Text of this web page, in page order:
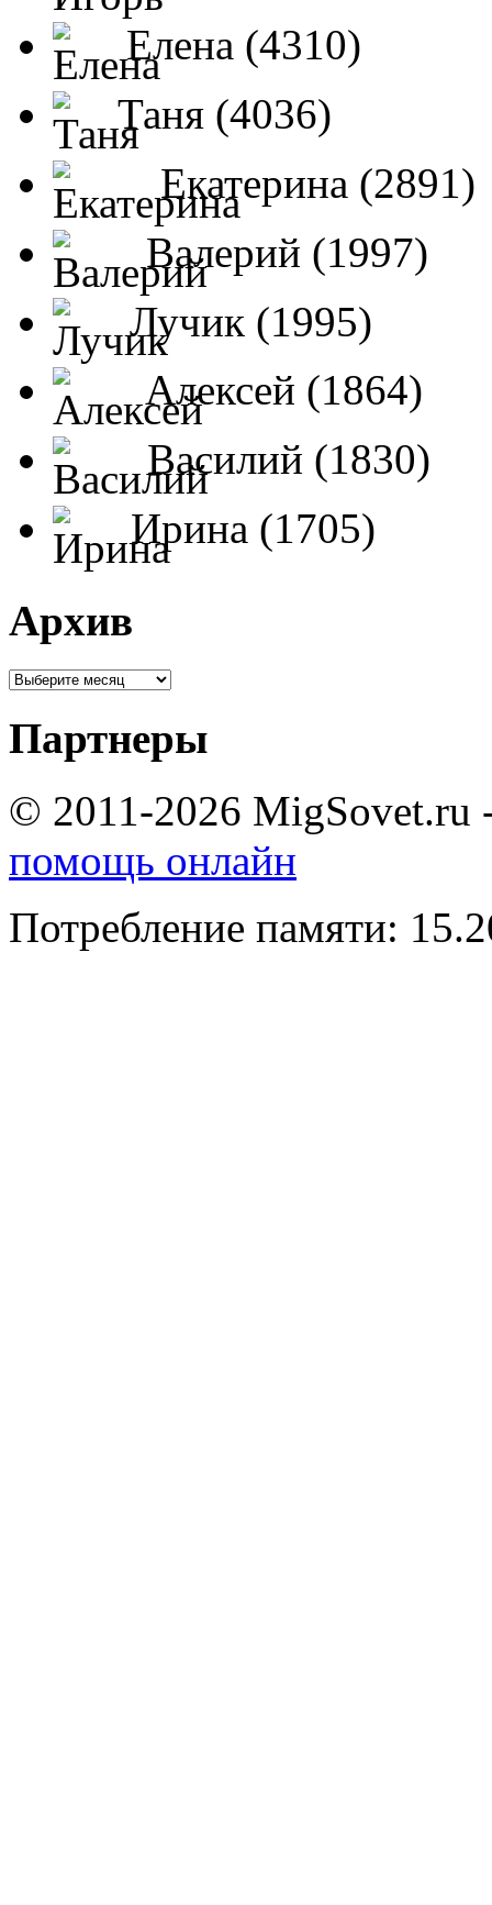
Елена (4310)
Таня (4036)
Екатерина (2891)
Валерий (1997)
Лучик (1995)
Алексей (1864)
Василий (1830)
Ирина (1705)
Архив
Партнеры
© 2011-2026 MigSovet.ru
помощь онлайн
Потребление памяти: